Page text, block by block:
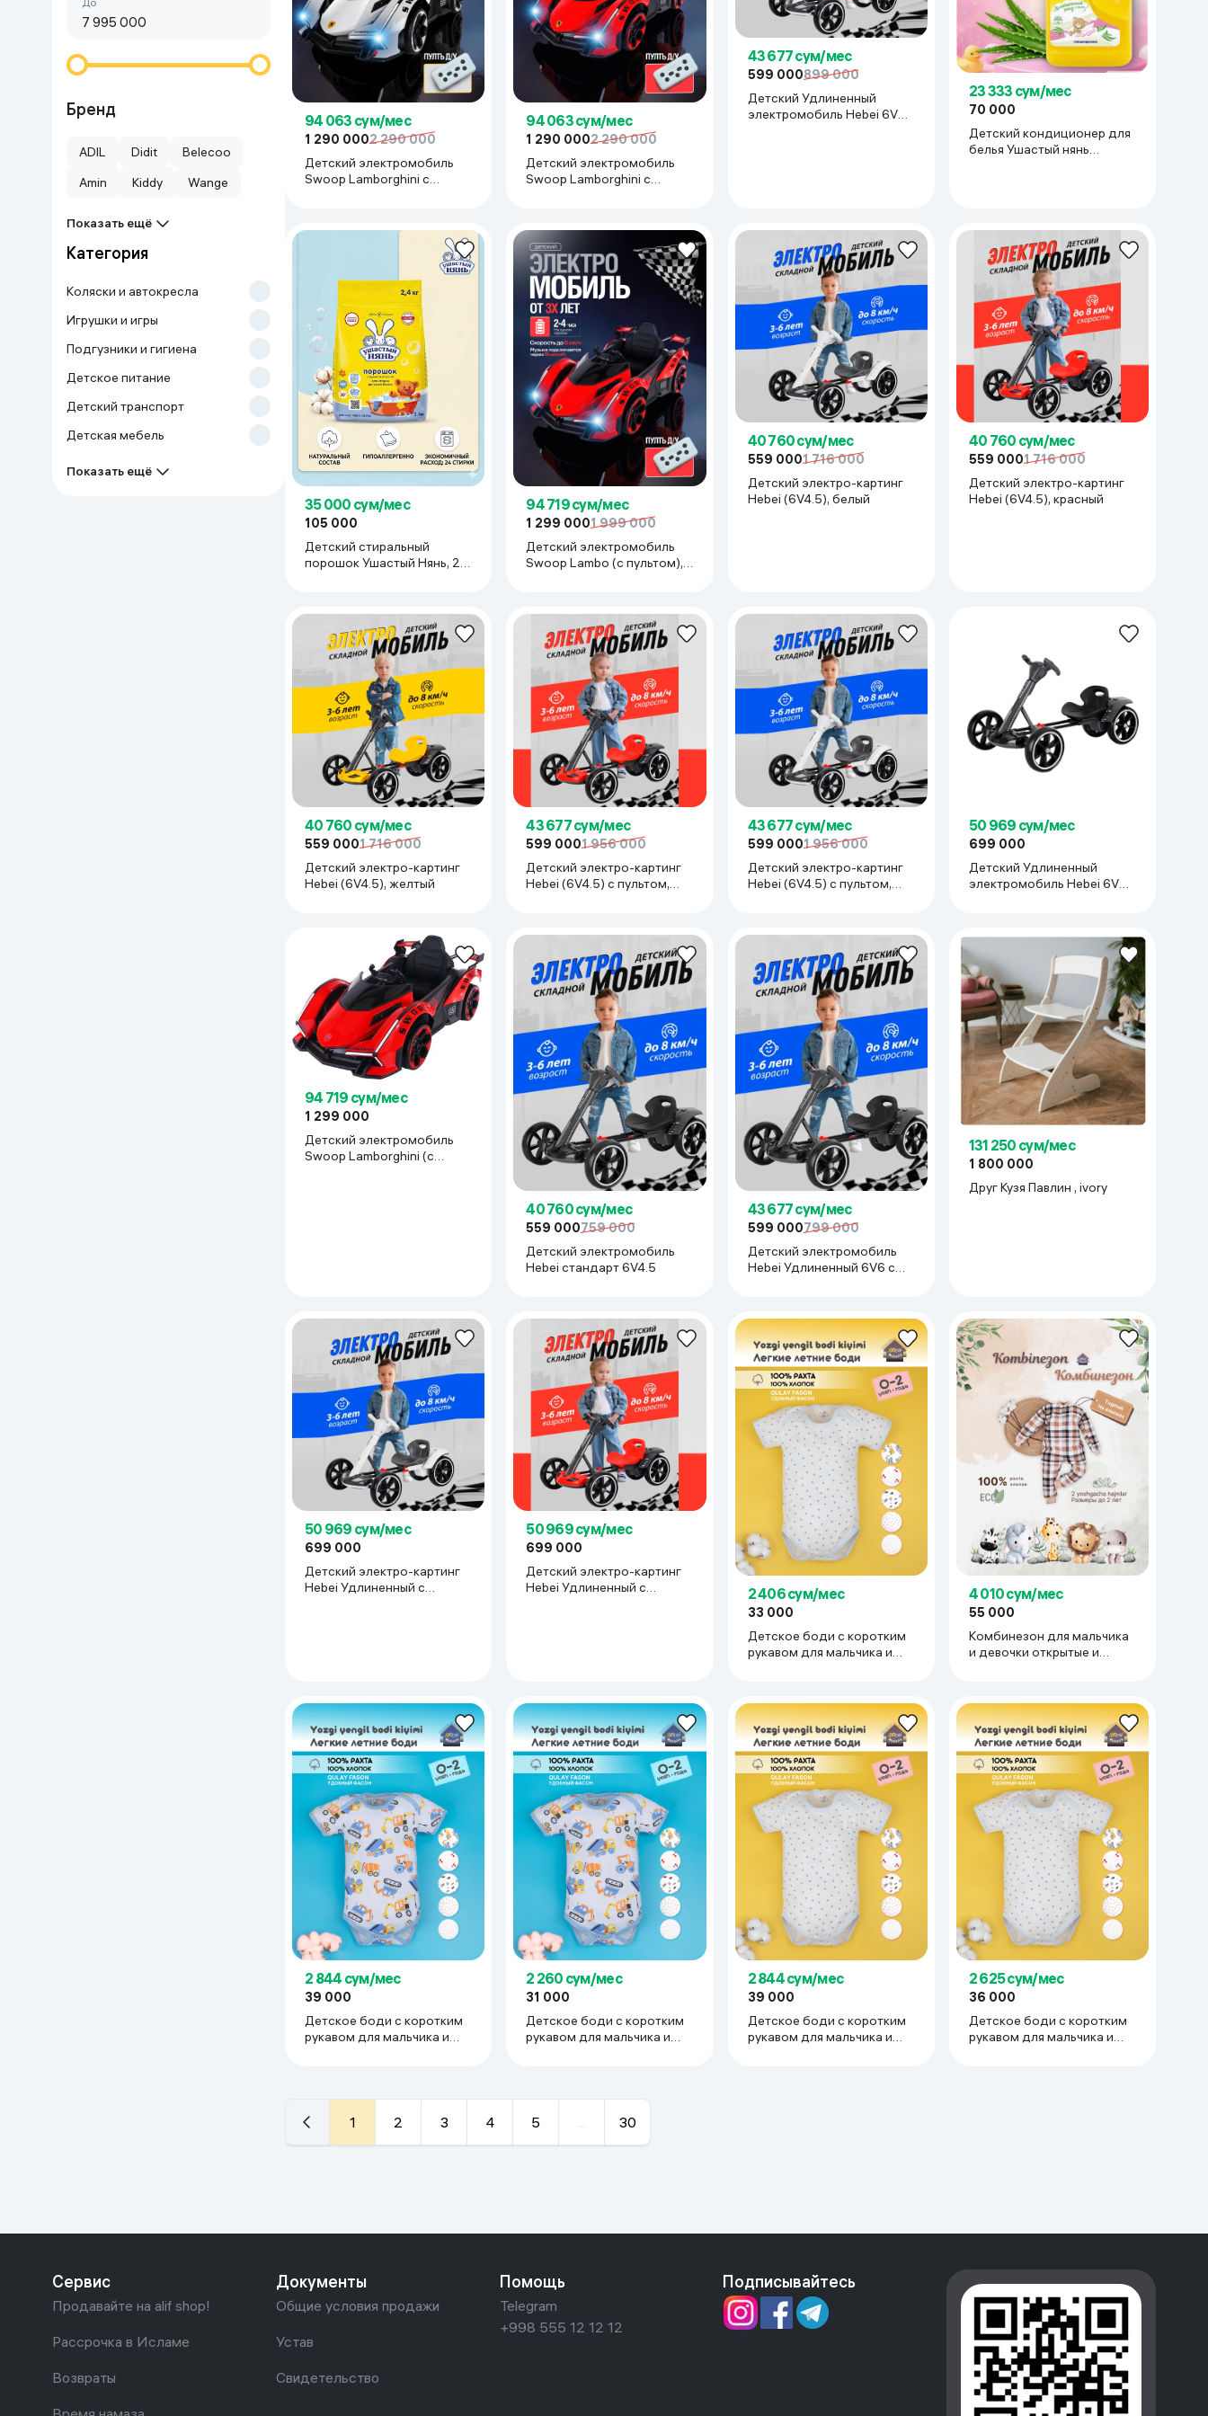
Спортивные товары
Автотовары
Строительство и ремонт
Товары для дома
Дом и сад
Канцелярия
Очки виртуальной реальности
Умные очки
Бренд
ADIL Didit
Belecoo
Amin
Kiddy Wange
Показать ещё
Категория
Коляски и автокресла
Игрушки и игры
Подгузники и гигиена
Детское питание
Детский транспорт
Детская мебель
Показать ещё
94 063 сум/мес
1 290 0002 290 000
Детский электромобиль
Swoop Lamborghini с
94 063 сум/мес
1 290 0002 290 000
Детский электромобиль
Swoop Lamborghini с
43 677 сум/мес
599 000899 000
Детский Удлиненный
электромобиль Hebei 6V6
23 333 сум/мес
70 000
Детский кондиционер для
белья Ушастый нянь
35 000 сум/мес
105 000
Детский стиральный
порошок Ушастый Нянь, 2,4
94 719 сум/мес
1 299 0001 999 000
Детский электромобиль
Swoop Lambo (с пультом),
40 760 сум/мес
559 0001 716 000
Детский электро-картинг
Hebei (6V4.5), белый
40 760 сум/мес
559 0001 716 000
Детский электро-картинг
Hebei (6V4.5), красный
40 760 сум/мес
559 0001 716 000
Детский электро-картинг
Hebei (6V4.5), желтый
43 677 сум/мес
599 0001 956 000
Детский электро-картинг
Hebei (6V4.5) с пультом,
43 677 сум/мес
599 0001 956 000
Детский электро-картинг
Hebei (6V4.5) с пультом,
50 969 сум/мес
699 000
Детский Удлиненный
электромобиль Hebei 6V6,
94 719 сум/мес
1 299 000
Детский электромобиль
Swoop Lamborghini (с
40 760 сум/мес
559 000759 000
Детский электромобиль
Hebei стандарт 6V4.5
43 677 сум/мес
599 000799 000
Детский электромобиль
Hebei Удлиненный 6V6 с
131 250 сум/мес
1 800 000
Друг Кузя Павлин , ivory
50 969 сум/мес
699 000
Детский электро-картинг
Hebei Удлиненный с
50 969 сум/мес
699 000
Детский электро-картинг
Hebei Удлиненный с
2 406 сум/мес
33 000
Детское боди с коротким
рукавом для мальчика и
мес, ледяной
4 010 сум/мес
55 000
Комбинезон для мальчика
и девочки открытые и
бежевый
2 844 сум/мес
39 000
Детское боди с коротким
рукавом для мальчика и
2 260 сум/мес
31 000
Детское боди с коротким
рукавом для мальчика и
2 844 сум/мес
39 000
Детское боди с коротким
рукавом для мальчика и
2 625 сум/мес
36 000
Детское боди с коротким
рукавом для мальчика и
1 2 3 4 5 30
Сервис
Продавайте на alif shop!
Рассрочка в Исламе
Возвраты
Документы
Общие условия продажи
Устав
Свидетельство
Помощь
Telegram
+998 555 12 12 12
Подписывайтесь